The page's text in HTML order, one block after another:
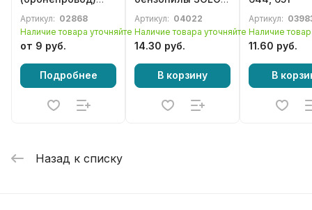
катушки
зажигания (1м.)
Артикул: 02868
Наличие товара уточняйте
от 9 руб.
Подробнее
644, 651
Артикул: 04022
Наличие товара уточняйте
14.30 руб.
В корзину
Артикул:
Наличие
11.60 руб.
В
Назад к списку